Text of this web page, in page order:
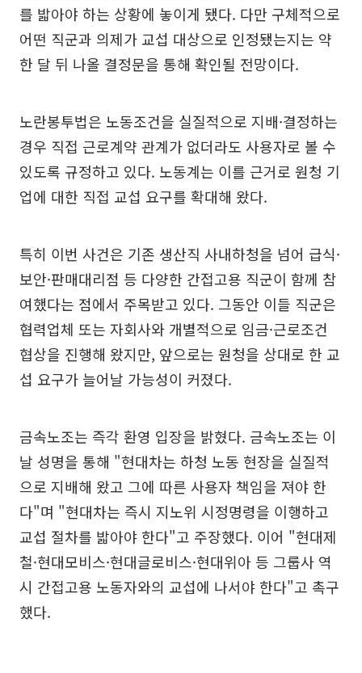
를 밟아야 하는 상황에 놓이게 됐다. 다만 구체적으로
어떤 직군과 의제가 교섭 대상으로 인정됐는지는 약
한 달 뒤 나올 결정문을 통해 확인될 전망이다.
노란봉투법은 노동조건을 실질적으로 지배·결정하는
경우 직접 근로계약 관계가 없더라도 사용자로 볼 수
있도록 규정하고 있다. 노동계는 이를 근거로 원청 기
업에 대한 직접 교섭 요구를 확대해 왔다.
특히 이번 사건은 기존 생산직 사내하청을 넘어 급식·
보안·판매대리점 등 다양한 간접고용 직군이 함께 참
여했다는 점에서 주목받고 있다. 그동안 이들 직군은
협력업체 또는 자회사와 개별적으로 임금·근로조건
협상을 진행해 왔지만, 앞으로는 원청을 상대로 한 교
섭 요구가 늘어날 가능성이 커졌다.
금속노조는 즉각 환영 입장을 밝혔다. 금속노조는 이
날 성명을 통해 "현대차는 하청 노동 현장을 실질적
으로 지배해 왔고 그에 따른 사용자 책임을 져야 한
다"며 "현대차는 즉시 지노위 시정명령을 이행하고
교섭 절차를 밟아야 한다"고 주장했다. 이어 "현대제
철·현대모비스·현대글로비스·현대위아 등 그룹사 역
시 간접고용 노동자와의 교섭에 나서야 한다"고 촉구
했다.